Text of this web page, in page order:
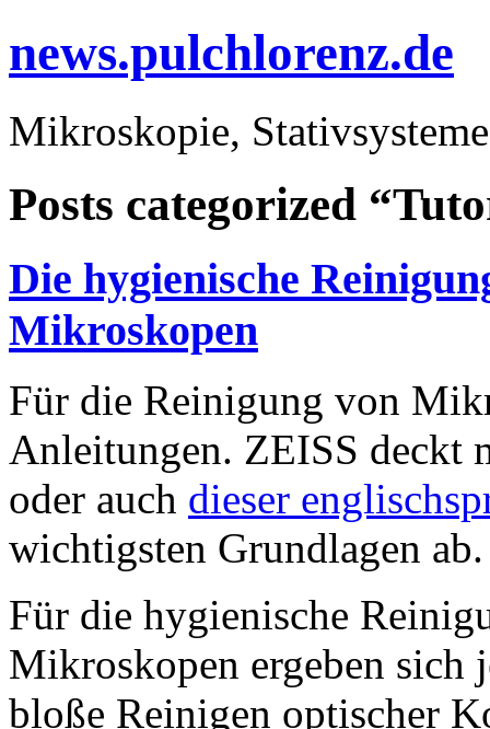
news.pulchlorenz.de
Mikroskopie,
Posts categorized
Die hygienische
Mikroskopen
Für die Reinigung von
Anleitungen. ZEISS deckt
oder auch dieser
wichtigsten Grundlagen ab.
Für die hygienische
Mikroskopen ergeben sich
bloße Reinigen optischer